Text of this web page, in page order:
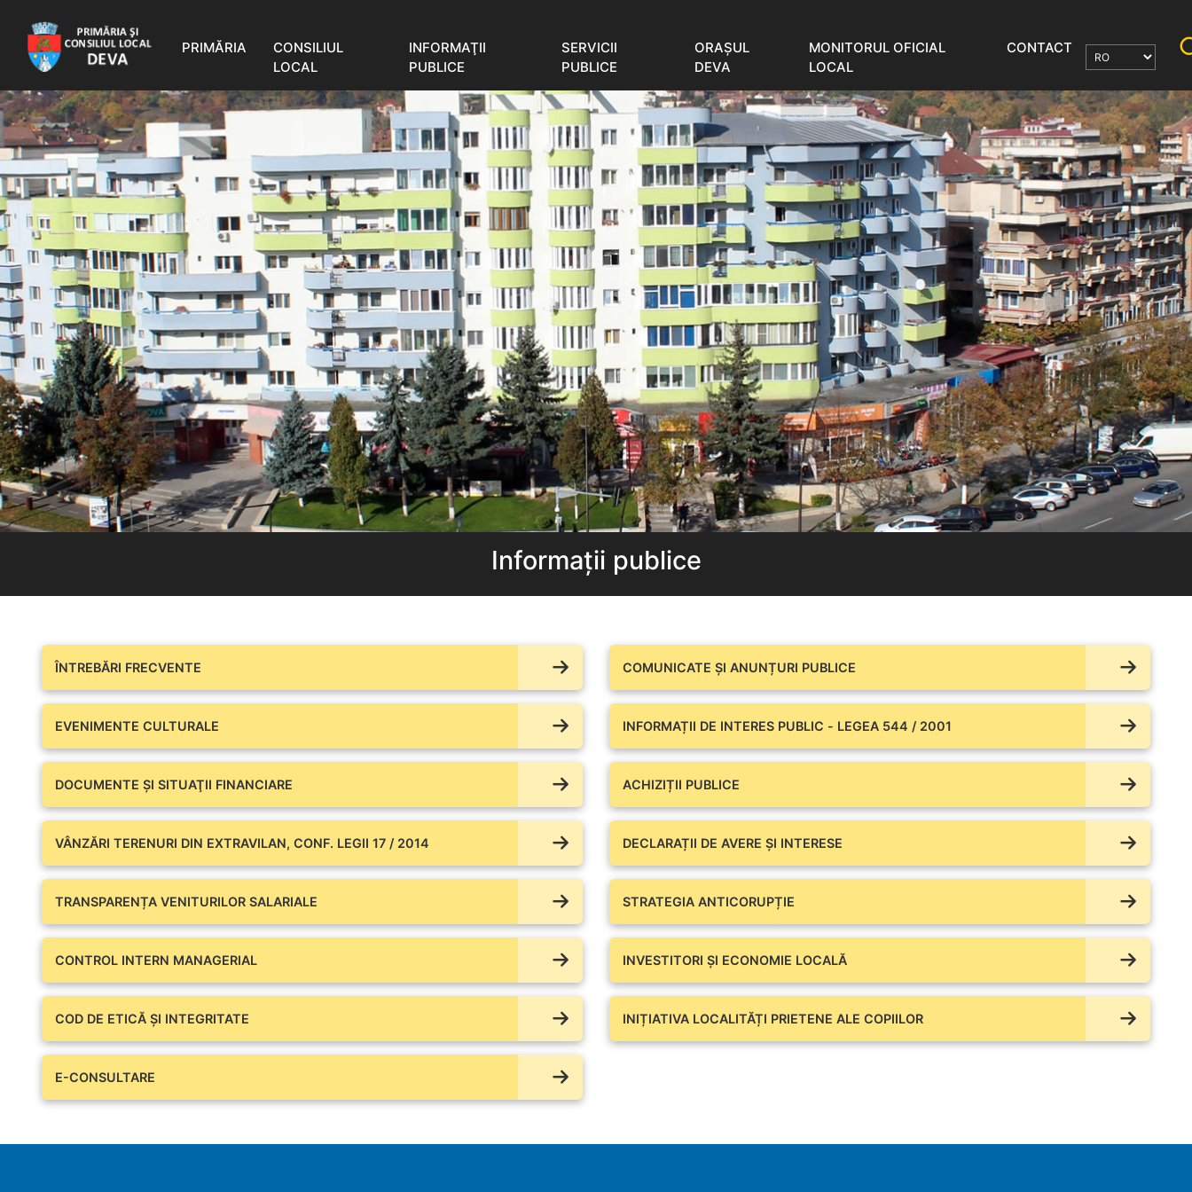
PRIMĂRIA
CONSILIUL
LOCAL
INFORMAŢII
PUBLICE
SERVICII
PUBLICE
ORAŞUL
DEVA
MONITORUL OFICIAL
LOCAL
CONTACT
Informații publice
ÎNTREBĂRI FRECVENTE COMUNICATE ŞI ANUNȚURI PUBLICE
EVENIMENTE CULTURALE INFORMAȚII DE INTERES PUBLIC - LEGEA 544 / 2001
DOCUMENTE ŞI SITUAŢII FINANCIARE ACHIZIȚII PUBLICE
VÂNZĂRI TERENURI DIN EXTRAVILAN, CONF. LEGII 17 / 2014 DECLARAȚII DE AVERE ŞI INTERESE
TRANSPARENȚA VENITURILOR SALARIALE STRATEGIA ANTICORUPȚIE
CONTROL INTERN MANAGERIAL INVESTITORI ȘI ECONOMIE LOCALĂ
COD DE ETICĂ ȘI INTEGRITATE INIȚIATIVA LOCALITĂȚI PRIETENE ALE COPIILOR
E-CONSULTARE